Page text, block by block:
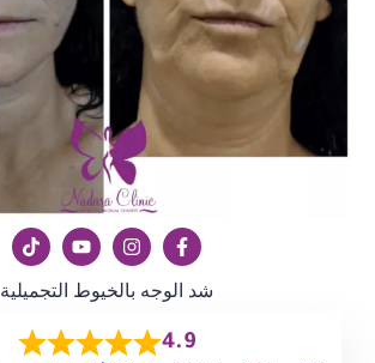
شد الوجه بالخيوط التجميلية
4.9